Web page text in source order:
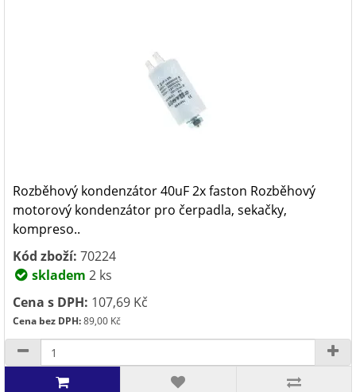
Rozběhový kondenzátor 40uF 2x faston Rozběhový
motorový kondenzátor pro čerpadla, sekačky,
kompreso..
Kód zboží: 70224
skladem 2 ks
Cena s DPH: 107,69 Kč
Cena bez DPH:89,00 Kč